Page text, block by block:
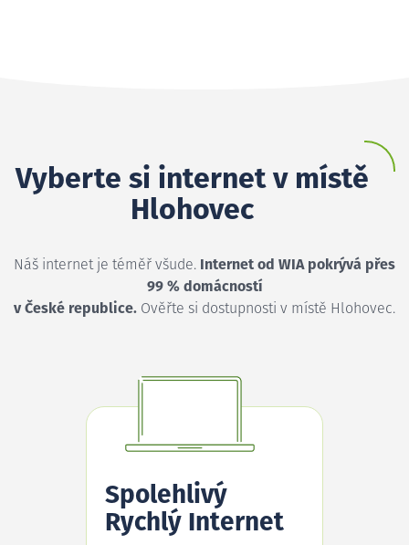
Vyberte si internet v místě
Hlohovec
Náš internet je téměř všude. Internet od WIA pokrývá přes
99 % domácností
v České republice. Ověřte si dostupnosti v místě Hlohovec.
Spolehlivý
Rychlý Internet